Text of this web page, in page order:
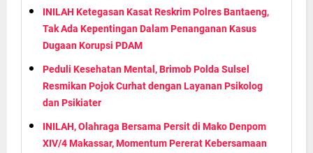
INILAH Ketegasan Kasat Reskrim Polres Bantaeng,
Tak Ada Kepentingan Dalam Penanganan Kasus
Dugaan Korupsi PDAM
Peduli Kesehatan Mental, Brimob Polda Sulsel
Resmikan Pojok Curhat dengan Layanan Psikolog
dan Psikiater
INILAH, Olahraga Bersama Persit di Mako Denpom
XIV/4 Makassar, Momentum Pererat Kebersamaan